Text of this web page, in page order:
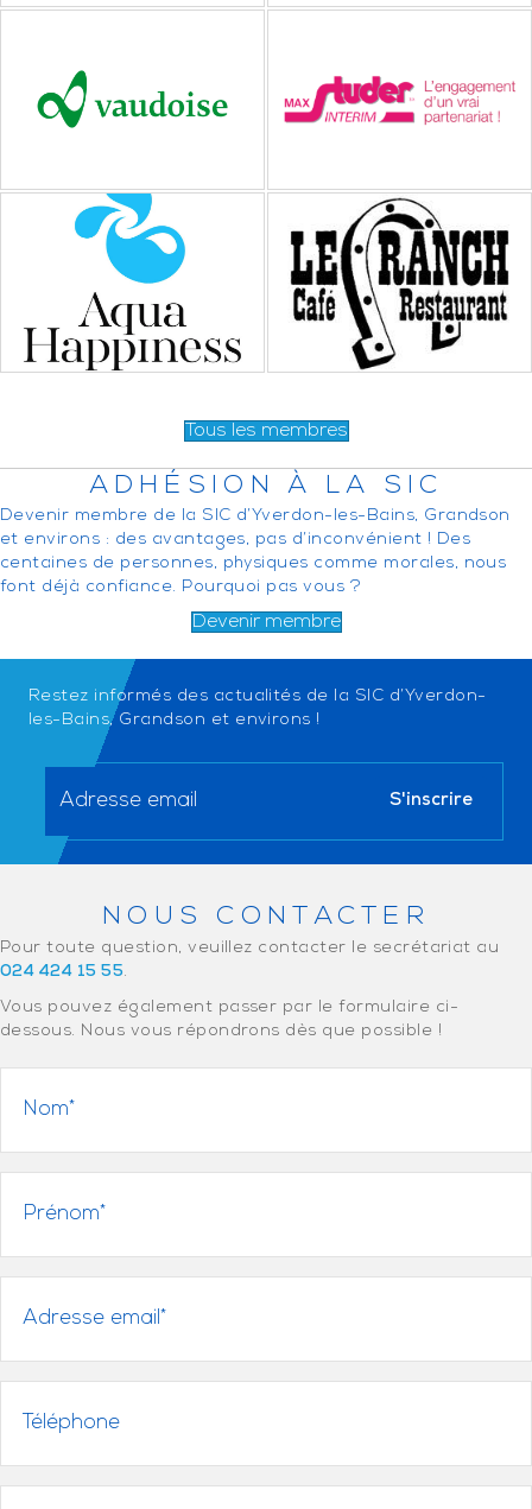
Tous les membres
ADHÉSION À LA SIC
Devenir membre de la SIC d’Yverdon-les-Bains, Grandson
et environs : des avantages, pas d’inconvénient ! Des
centaines de personnes, physiques comme morales, nous
font déjà confiance. Pourquoi pas vous ?
Devenir membre
Restez informés des actualités de la SIC d’Yverdon-
les-Bains, Grandson et environs !
NOUS CONTACTER
Pour toute question, veuillez contacter le secrétariat au
024 424 15 55.
Vous pouvez également passer par le formulaire ci-
dessous. Nous vous répondrons dès que possible !